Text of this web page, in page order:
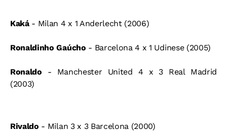
Kaká- Milan 4 x 1 Anderlecht (2006)
Ronaldinho Gaúcho - Barcelona 4 x 1 Udinese (2005)
Ronaldo - Manchester United 4 x 3 Real Madrid
(2003)
Rivaldo - Milan 3 x 3 Barcelona (2000)